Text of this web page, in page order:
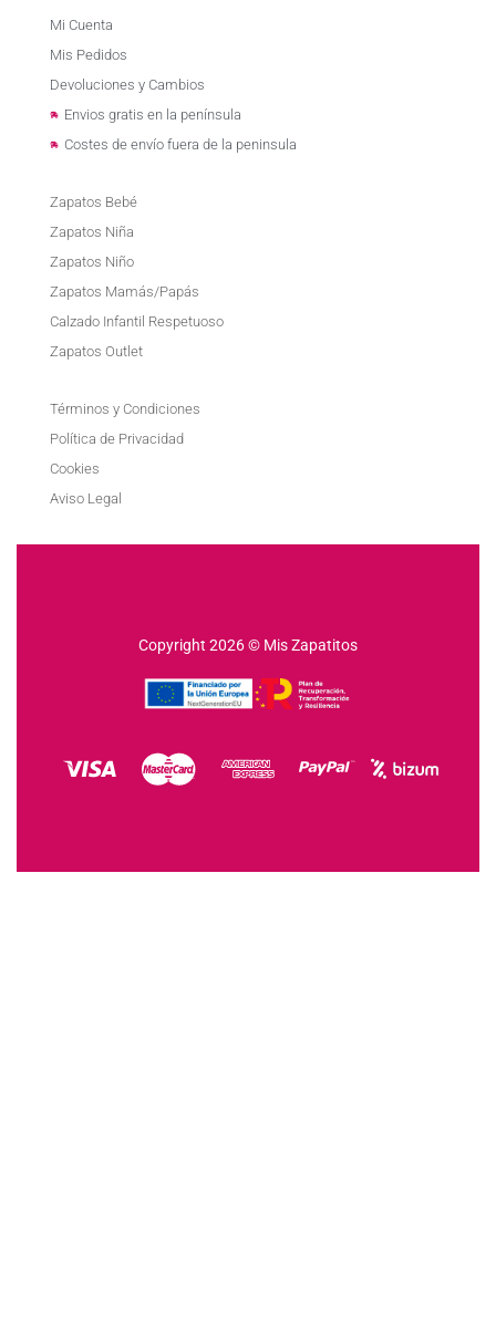
Mi Cuenta
Mis Pedidos
Devoluciones y Cambios
Envios gratis en la península
Costes de envío fuera de la peninsula
Zapatos Bebé
Zapatos Niña
Zapatos Niño
Zapatos Mamás/Papás
Calzado Infantil Respetuoso
Zapatos Outlet
Términos y Condiciones
Política de Privacidad
Cookies
Aviso Legal
Copyright 2026 © Mis Zapatitos